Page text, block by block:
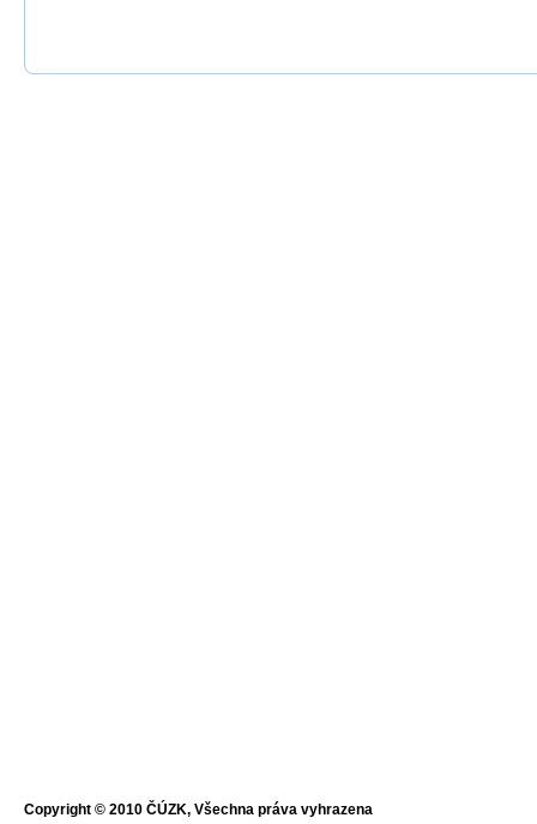
Copyright © 2010 ČÚZK, Všechna práva vyhrazena